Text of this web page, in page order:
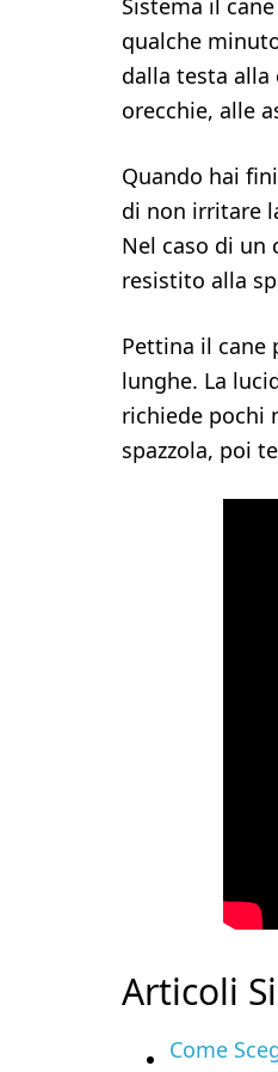
Sistema il
qualche
dalla testa alla
orecchie, alle
Quando hai
di non irritare
Nel caso di un
resistito alla
Pettina il cane
lunghe. La
richiede pochi
spazzola, poi
Articoli
Come